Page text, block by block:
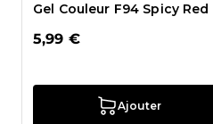
Gel Couleur F94 Spicy Red
5,99 €
Ajouter